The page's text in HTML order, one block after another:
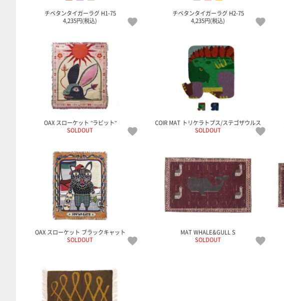
チベタンタイガーラグ H1-75
4,235円(税込)
チベタンタイガーラグ H2-75
4,235円(税込)
OAX スローケット "ラビット"
SOLDOUT
COIR MAT トリケラトプス/ステゴザウルス
SOLDOUT
OAX スローケット ブラックキャット
SOLDOUT
MAT WHALE&GULL S
SOLDOUT